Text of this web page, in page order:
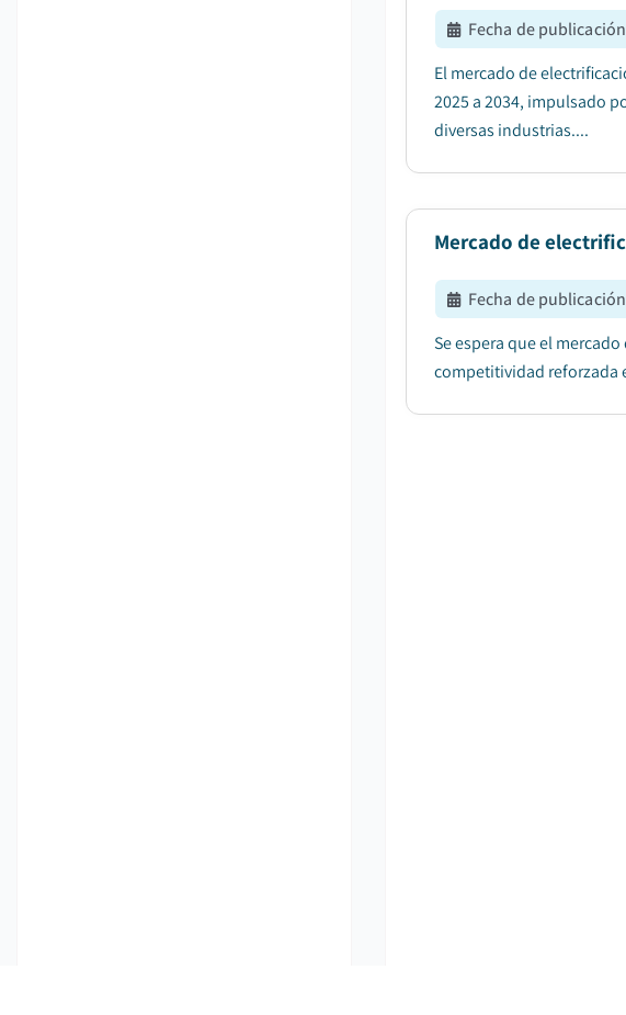
Fecha de publicación
El mercado de
2025 a 2034, impulsado
diversas industrias....
Mercado de
Fecha de publicación
Se espera que el
competitividad reforzada